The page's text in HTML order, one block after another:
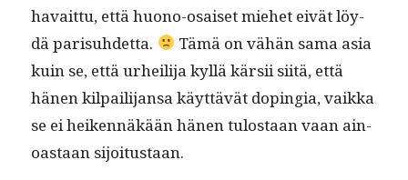
havait­tu, että huono-osaiset miehet eivät löy­
dä parisuhdet­ta.
Tämä on vähän sama asia
kuin se, että urheil­i­ja kyl­lä kär­sii siitä, että
hänen kil­pail­i­jansa käyt­tävät dopin­gia, vaik­ka
se ei heiken­näkään hänen tulostaan vaan ain­
oas­taan sijoitustaan.